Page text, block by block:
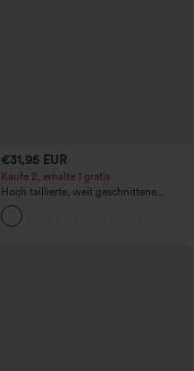
€31,95 EUR
Kaufe 2, erhalte 1 gratis
Hoch taillierte, weit geschnittene
Freizeithose aus Leinenmischung mit
Kordelzug und Taschen